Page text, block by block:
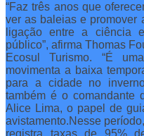
“Faz três anos que
ver as baleias e promover
ligação entre a ciência
público”, afirma Thomas
Ecosul Turismo. “É
movimenta a baixa
para a cidade no
também é o comandante
Alice Lima, o papel de
avistamento.Nesse